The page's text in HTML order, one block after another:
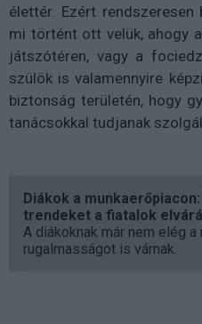
élettér. Ezért rendszeresen
mi történt ott velük, ahogy
játszótéren, vagy a
szülök is valamennyire
biztonság területén, hogy
tanácsokkal tudjanak
Diákok a
trendeket a fiatalok
A diákoknak már nem elég a
rugalmasságot is várnak.